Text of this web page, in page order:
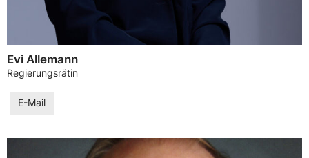
Evi Allemann
Regierungsrätin
E-Mail